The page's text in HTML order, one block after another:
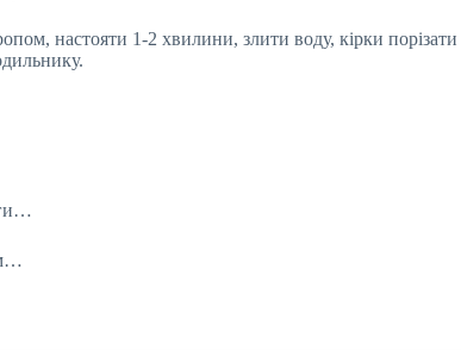
настояти 1-2 хвилини, злити воду, кірки